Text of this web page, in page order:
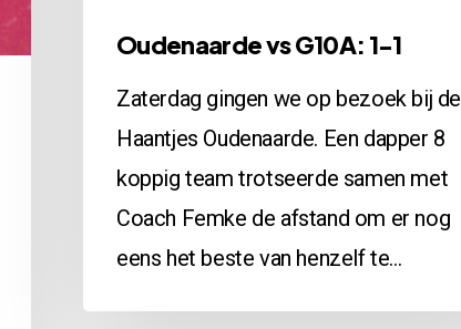
Oudenaarde vs G10A: 1-1
Zaterdag gingen we op bezoek bij de
Haantjes Oudenaarde. Een dapper 8
koppig team trotseerde samen met
Coach Femke de afstand om er nog
eens het beste van henzelf te…